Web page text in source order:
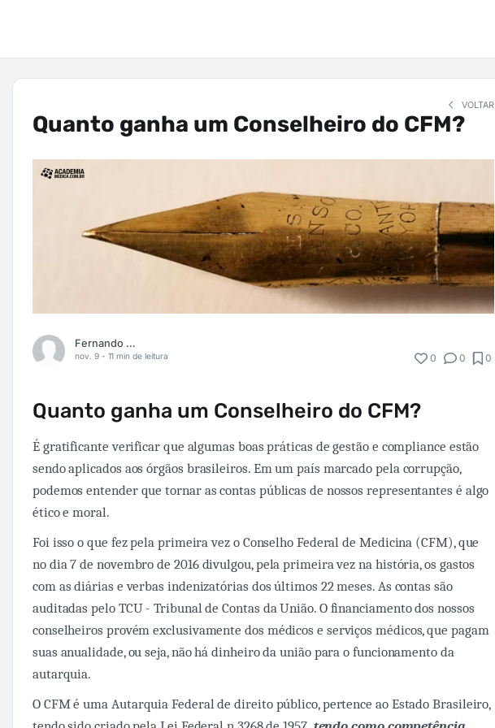
VOLTAR
Quanto ganha um Conselheiro do CFM?
Fernando Carbonieri
nov. 9 - 11 min de leitura 0 0 0
Quanto ganha um Conselheiro do CFM?
É gratificante verificar que algumas boas práticas de gestão e compliance estão
sendo aplicados aos órgãos brasileiros. Em um país marcado pela corrupção,
podemos entender que tornar as contas públicas de nossos representantes é algo
ético e moral.
Foi isso o que fez pela primeira vez o Conselho Federal de Medicina (CFM), que
no dia 7 de novembro de 2016 divulgou, pela primeira vez na história, os gastos
com as diárias e verbas indenizatórias dos últimos 22 meses. As contas são
auditadas pelo TCU - Tribunal de Contas da União. O financiamento dos nossos
conselheiros provém exclusivamente dos médicos e serviços médicos, que pagam
suas anualidade, ou seja, não há dinheiro da união para o funcionamento da
autarquia.
O CFM é uma Autarquia Federal de direito público, pertence ao Estado Brasileiro,